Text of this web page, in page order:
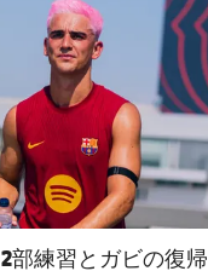
2部練習とガビの復帰